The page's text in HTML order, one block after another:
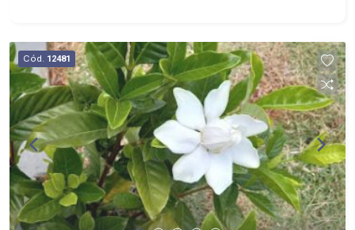
Cód. 12481